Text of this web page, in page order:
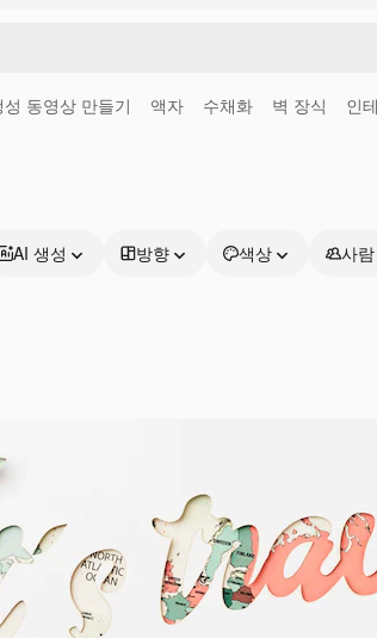
동영상 만들기 액자 수채화 벽 장식 인
AI 생성 방향 색상 사람
어내는 크리에이티브
터프라이즈, 에이전시,
100만 명 이상의 구독
프로덕트
Spaces
AI 어시스턴트